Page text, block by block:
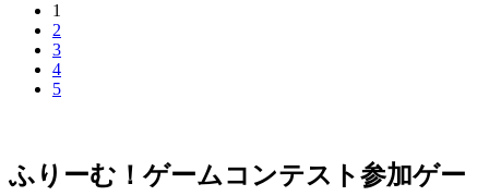
1
2
3
4
5
ふりーむ！ゲームコンテスト参加ゲー